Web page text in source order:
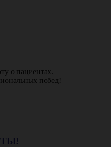
о пациентах.
побед!